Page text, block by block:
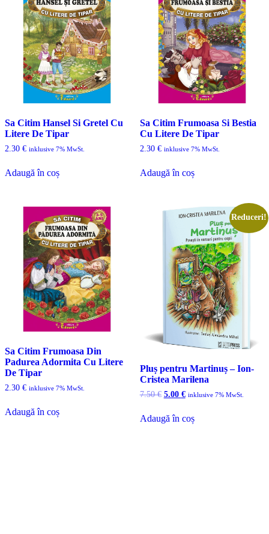
Sa Citim Hansel Si Gretel Cu
Litere De Tipar
2.30 € inklusive 7% MwSt.
Adaugă în coș
Sa Citim Frumoasa Si Bestia
Cu Litere De Tipar
2.30 € inklusive 7% MwSt.
Adaugă în coș
Sa Citim Frumoasa Din
Padurea Adormita Cu Litere
De Tipar
2.30 € inklusive 7% MwSt.
Adaugă în coș
Reduceri!
Pluș pentru Martinuș – Ion-
Cristea Marilena
7.50€ Prețul
a
fost:
5.00 €Prețul
5.00 €.
inklusive 7% MwSt.
Adaugă în coș